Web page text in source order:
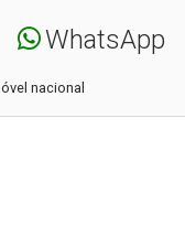
WhatsApp
nacional